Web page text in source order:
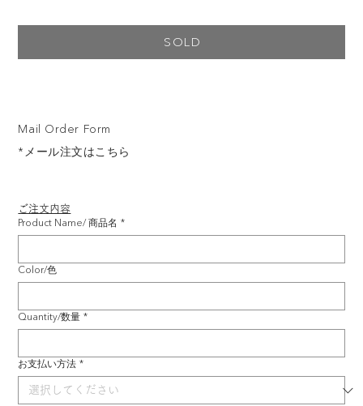
ご注文内容
Product Name/ 商品名 *
Color/色
Quantity/数量 *
お支払い方法 *
Mail Order Form
*メール注文はこちら
SOLD